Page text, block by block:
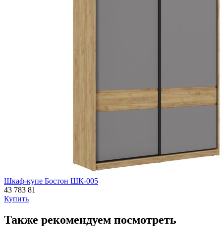
Шкаф-купе Бостон ШК-005
43 783 81
Купить
Также рекомендуем посмотреть